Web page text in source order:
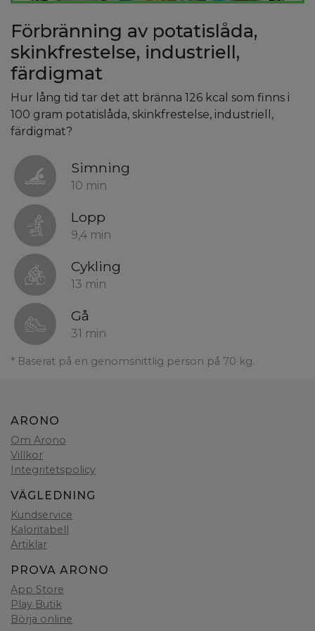
Förbränning av potatislåda,
skinkfrestelse, industriell,
färdigmat
Hur lång tid tar det att bränna 126 kcal som finns i
100 gram potatislåda, skinkfrestelse, industriell,
färdigmat?
Simning
10 min
Lopp
9,4 min
Cykling
13 min
Gå
31 min
* Baserat på en genomsnittlig person på 70 kg.
ARONO
Om Arono
Villkor
Integritetspolicy
VÄGLEDNING
Kundservice
Kaloritabell
Artiklar
PROVA ARONO
App Store
Play Butik
Börja online